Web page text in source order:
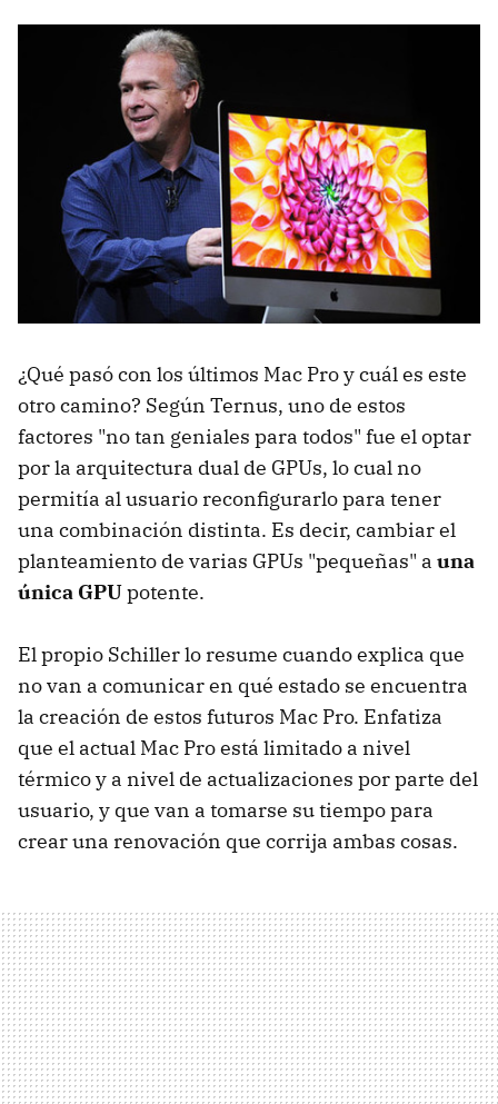
¿Qué pasó con los últimos Mac Pro y cuál es este
otro camino? Según Ternus, uno de estos
factores "no tan geniales para todos" fue el optar
por la arquitectura dual de GPUs, lo cual no
permitía al usuario reconfigurarlo para tener
una combinación distinta. Es decir, cambiar el
planteamiento de varias GPUs "pequeñas" a una
única GPUpotente.
El propio Schiller lo resume cuando explica que
no van a comunicar en qué estado se encuentra
la creación de estos futuros Mac Pro. Enfatiza
que el actual Mac Pro está limitado a nivel
térmico y a nivel de actualizaciones por parte del
usuario, y que van a tomarse su tiempo para
crear una renovación que corrija ambas cosas.